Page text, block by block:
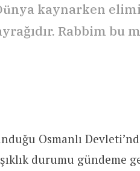
kaynarken
Rabbim bu
Osmanlı
durumu gündeme